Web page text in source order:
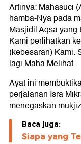
Artinya: Mahasuci
hamba-Nya pada
Masjidil Aqsa
Kami perlihatkan
(kebesaran) Kami.
lagi Maha Melihat.
Ayat ini
perjalanan Isra
menegaskan
Baca juga:
Siapa yang